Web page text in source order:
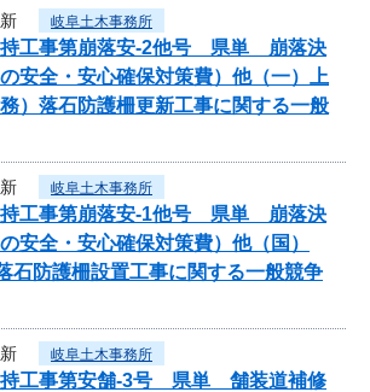
岐阜土木事務所
持工事第崩落安-2他号 県単 崩落決
安全・安心確保対策費）他（一）上
）落石防護柵更新工事に関する一般
岐阜土木事務所
持工事第崩落安-1他号 県単 崩落決
安全・安心確保対策費）他（国）
石防護柵設置工事に関する一般競争
岐阜土木事務所
持工事第安舗-3号 県単 舗装道補修